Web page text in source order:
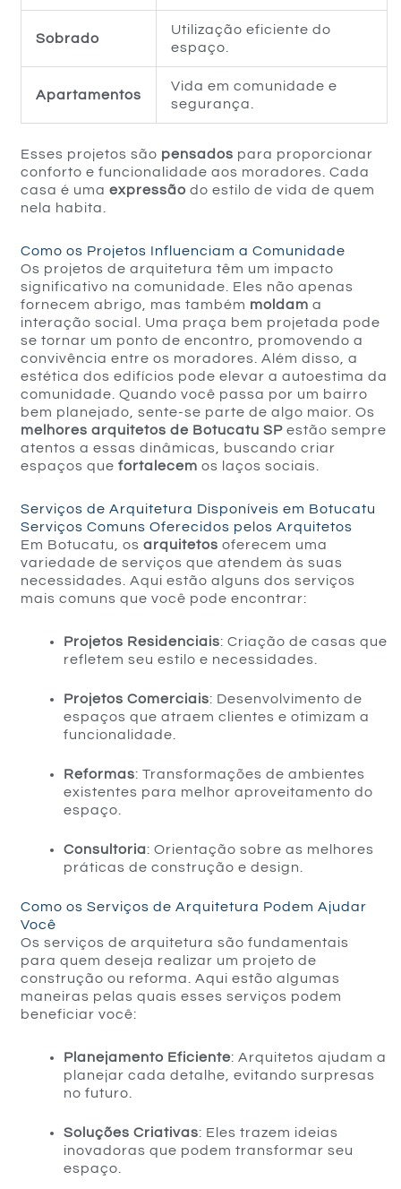
Sobrado
Utilização eficiente do
espaço.
Apartamentos
Vida em comunidade e
segurança.
Esses projetos são pensados para proporcionar
conforto e funcionalidade aos moradores. Cada
casa é umaexpressão do estilo de vida de quem
nela habita.
Como os Projetos Influenciam a Comunidade
Os projetos de arquitetura têm um impacto
significativo na comunidade. Eles não apenas
fornecem abrigo, mas também moldam a
interação social. Uma praça bem projetada pode
se tornar um ponto de encontro, promovendo a
convivência entre os moradores. Além disso, a
estética dos edifícios pode elevar a autoestima da
comunidade. Quando você passa por um bairro
bem planejado, sente-se parte de algo maior. Os
melhores arquitetos de Botucatu SP estão sempre
atentos a essas dinâmicas, buscando criar
espaços quefortalecem os laços sociais.
Serviços de Arquitetura Disponíveis em Botucatu
Serviços Comuns Oferecidos pelos Arquitetos
Em Botucatu, osarquitetos oferecem uma
variedade de serviços que atendem às suas
necessidades. Aqui estão alguns dos serviços
mais comuns que você pode encontrar:
Projetos Residenciais: Criação de casas que
refletem seu estilo e necessidades.
Projetos Comerciais: Desenvolvimento de
espaços que atraem clientes e otimizam a
funcionalidade.
Reformas: Transformações de ambientes
existentes para melhor aproveitamento do
espaço.
Consultoria: Orientação sobre as melhores
práticas de construção e design.
Como os Serviços de Arquitetura Podem Ajudar
Você
Os serviços de arquitetura são fundamentais
para quem deseja realizar um projeto de
construção ou reforma. Aqui estão algumas
maneiras pelas quais esses serviços podem
beneficiar você:
Planejamento Eficiente: Arquitetos ajudam a
planejar cada detalhe, evitando surpresas
no futuro.
Soluções Criativas: Eles trazem ideias
inovadoras que podem transformar seu
espaço.